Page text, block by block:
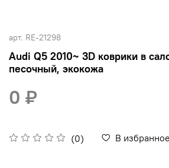
арт. RE-21298
Audi Q5 2010~ 3D коврики в
песочный, экокожа
(0) В избранное
0 ₽